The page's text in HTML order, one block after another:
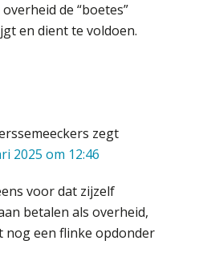
de “boetes”
en dient te voldoen.
zegt
2025 om 12:46
voor dat zijzelf
betalen als overheid,
nog een flinke opdonder
Yousri Mandour: “Verandering begint
waar het schuurt”
waar elk kantoor op wacht.
Hoe snellere straatjes het zicht op
datakwaliteit vertroebelen